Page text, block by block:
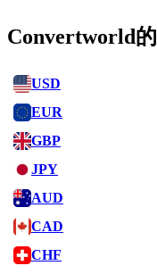
Convertworld
USD
EUR
GBP
JPY
AUD
CAD
CHF